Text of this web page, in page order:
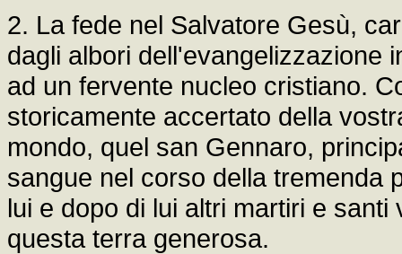
2. La fede nel Salvatore Gesù,
dagli albori dell'evangelizzazione
ad un fervente nucleo cristiano.
storicamente accertato della
mondo, quel san Gennaro,
sangue nel corso della tremenda
lui e dopo di lui altri martiri e
questa terra generosa.